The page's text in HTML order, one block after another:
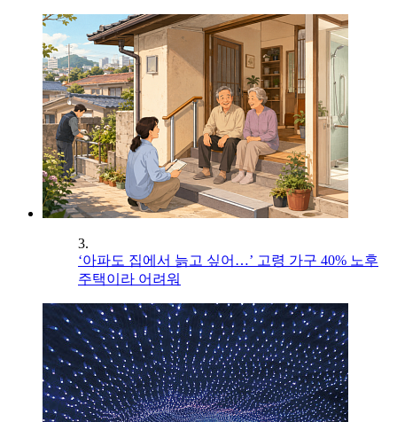
3.
‘아파도 집에서 늙고 싶어…’ 고령 가구 40% 노후
주택이라 어려워